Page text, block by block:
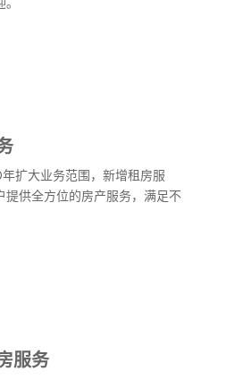
扩大业务范围，新增租房服
提供全方位的房产服务，满足不
服务